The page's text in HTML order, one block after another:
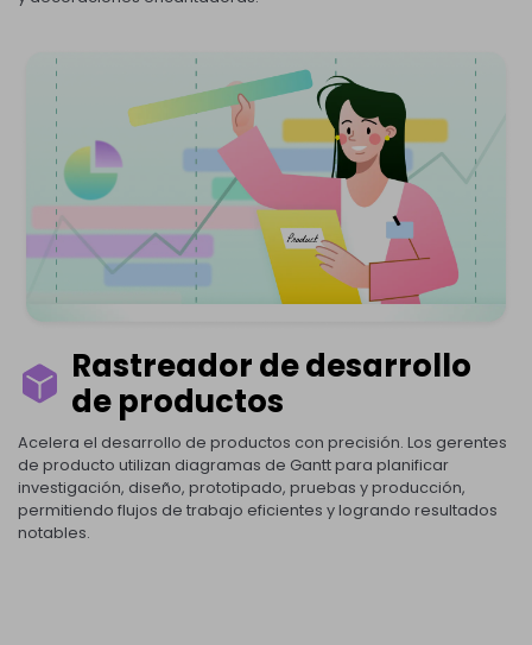
Rastreador de desarrollo
de productos
Acelera el desarrollo de productos con precisión. Los gerentes
de producto utilizan diagramas de Gantt para planificar
investigación, diseño, prototipado, pruebas y producción,
permitiendo flujos de trabajo eficientes y logrando resultados
notables.